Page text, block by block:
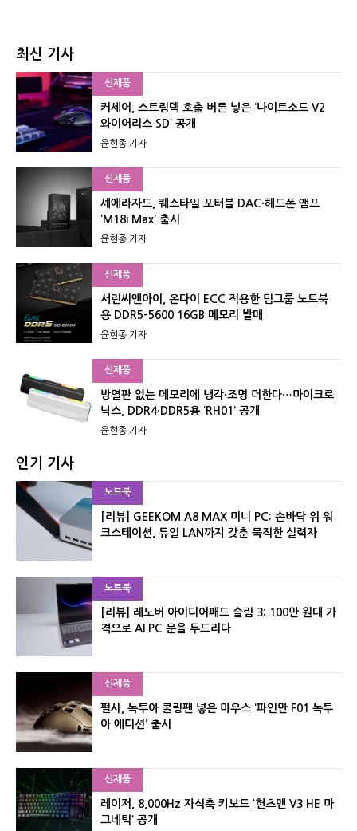
최신 기사
신제품
커세어, 스트림덱 호출 버튼 넣은 ‘나이트소드 V2
와이어리스 SD’ 공개
윤현종 기자
신제품
셰에라자드, 퀘스타일 포터블 DAC·헤드폰 앰프
‘M18i Max’ 출시
윤현종 기자
신제품
서린씨앤아이, 온다이 ECC 적용한 팀그룹 노트북
용 DDR5-5600 16GB 메모리 발매
윤현종 기자
신제품
방열판 없는 메모리에 냉각·조명 더한다…마이크로
닉스, DDR4·DDR5용 ‘RH01’ 공개
윤현종 기자
인기 기사
노트북
[리뷰] GEEKOM A8 MAX 미니 PC: 손바닥 위 워
크스테이션, 듀얼 LAN까지 갖춘 묵직한 실력자
노트북
[리뷰] 레노버 아이디어패드 슬림 3: 100만 원대 가
격으로 AI PC 문을 두드리다
신제품
펄사, 녹투아 쿨링팬 넣은 마우스 ‘파인만 F01 녹투
아 에디션’ 출시
신제품
레이저, 8,000Hz 자석축 키보드 ‘헌츠맨 V3 HE 마
그네틱’ 공개